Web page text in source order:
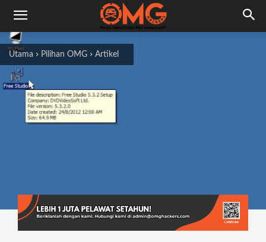
Utama Pilihan OMG Artikel